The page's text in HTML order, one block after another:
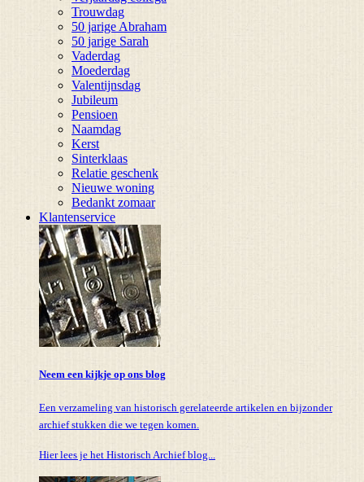
Trouwdag
50 jarige Abraham
50 jarige Sarah
Vaderdag
Moederdag
Valentijnsdag
Jubileum
Pensioen
Naamdag
Kerst
Sinterklaas
Relatie geschenk
Nieuwe woning
Bedankt zomaar
Klantenservice
Neem een kijkje op ons blog
Een verzameling van historisch gerelateerde artikelen en bijzonder
archief stukken die we tegen komen.
Hier lees je het Historisch Archief blog...